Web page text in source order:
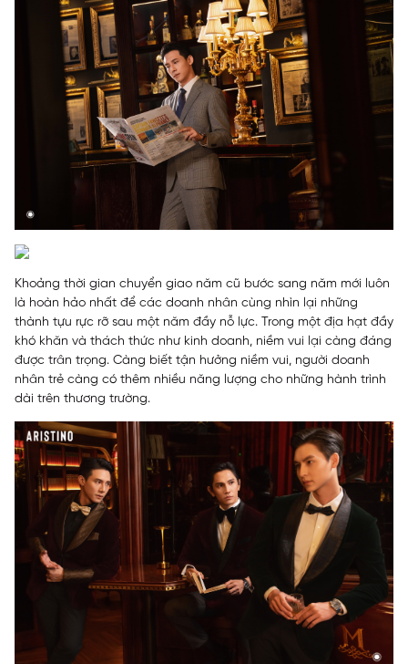
Khoảng thời gian chuyển giao năm cũ bước sang năm mới luôn
là hoàn hảo nhất để các doanh nhân cùng nhìn lại những
thành tựu rực rỡ sau một năm đầy nỗ lực. Trong một địa hạt đầy
khó khăn và thách thức như kinh doanh, niềm vui lại càng đáng
được trân trọng. Càng biết tận hưởng niềm vui, người doanh
nhân trẻ càng có thêm nhiều năng lượng cho những hành trình
dài trên thương trường.